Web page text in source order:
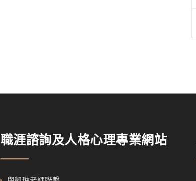
職涯諮詢及人格心理專業網站